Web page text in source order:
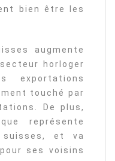
bien être les
augmente
horloger
exportations
touché par
De plus,
représente
suisses, et va
ses voisins